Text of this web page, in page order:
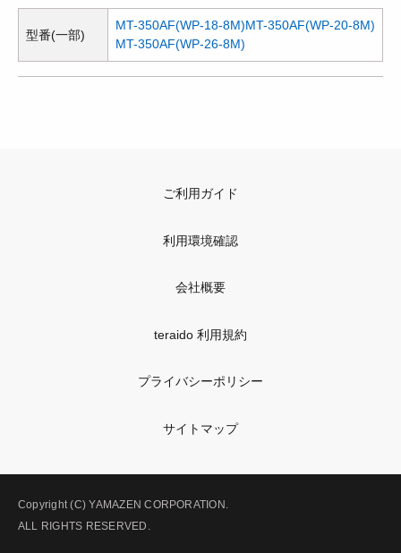
型番(一部)
MT-350AF(WP-18-8M)MT-350AF(WP-20-8M)
MT-350AF(WP-26-8M)
ご利用ガイド
利用環境確認
会社概要
teraido 利用規約
プライバシーポリシー
サイトマップ
Copyright (C) YAMAZEN CORPORATION.
ALL RIGHTS RESERVED.